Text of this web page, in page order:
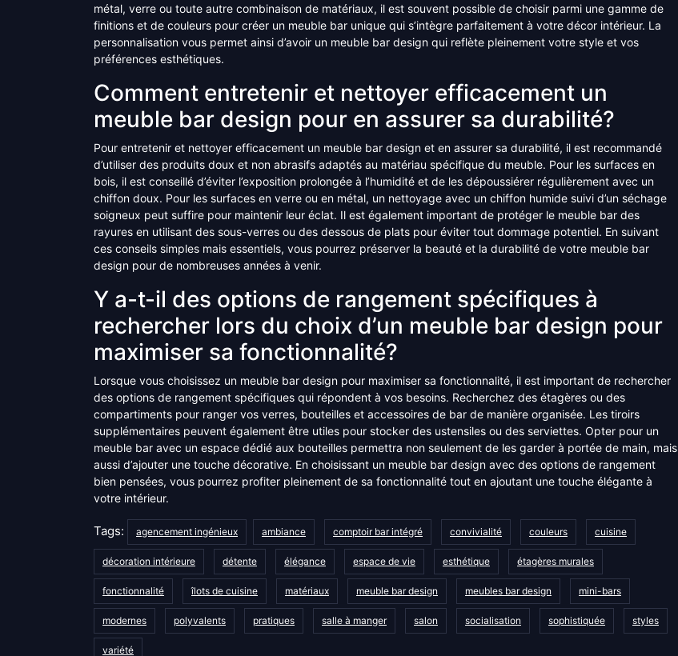
métal, verre ou toute autre combinaison de matériaux, il est souvent possible de choisir parmi une gamme de
finitions et de couleurs pour créer un meuble bar unique qui s’intègre parfaitement à votre décor intérieur. La
personnalisation vous permet ainsi d’avoir un meuble bar design qui reflète pleinement votre style et vos
préférences esthétiques.
Comment entretenir et nettoyer efficacement un
meuble bar design pour en assurer sa durabilité?
Pour entretenir et nettoyer efficacement un meuble bar design et en assurer sa durabilité, il est recommandé
d’utiliser des produits doux et non abrasifs adaptés au matériau spécifique du meuble. Pour les surfaces en
bois, il est conseillé d’éviter l’exposition prolongée à l’humidité et de les dépoussiérer régulièrement avec un
chiffon doux. Pour les surfaces en verre ou en métal, un nettoyage avec un chiffon humide suivi d’un séchage
soigneux peut suffire pour maintenir leur éclat. Il est également important de protéger le meuble bar des
rayures en utilisant des sous-verres ou des dessous de plats pour éviter tout dommage potentiel. En suivant
ces conseils simples mais essentiels, vous pourrez préserver la beauté et la durabilité de votre meuble bar
design pour de nombreuses années à venir.
Y a-t-il des options de rangement spécifiques à
rechercher lors du choix d’un meuble bar design pour
maximiser sa fonctionnalité?
Lorsque vous choisissez un meuble bar design pour maximiser sa fonctionnalité, il est important de rechercher
des options de rangement spécifiques qui répondent à vos besoins. Recherchez des étagères ou des
compartiments pour ranger vos verres, bouteilles et accessoires de bar de manière organisée. Les tiroirs
supplémentaires peuvent également être utiles pour stocker des ustensiles ou des serviettes. Opter pour un
meuble bar avec un espace dédié aux bouteilles permettra non seulement de les garder à portée de main, mais
aussi d’ajouter une touche décorative. En choisissant un meuble bar design avec des options de rangement
bien pensées, vous pourrez profiter pleinement de sa fonctionnalité tout en ajoutant une touche élégante à
votre intérieur.
Tags: agencement ingénieux ambiance comptoir bar intégré convivialité couleurs cuisine
décoration intérieure détente élégance espace de vie esthétique étagères murales
fonctionnalité îlots de cuisine matériaux meuble bar design meubles bar design mini-bars
modernes polyvalents pratiques salle à manger salon socialisation sophistiquée styles
variété